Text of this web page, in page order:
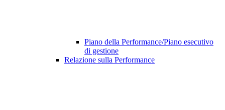
Piano della Performance/Piano esecutivo
di gestione
Relazione sulla Performance